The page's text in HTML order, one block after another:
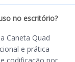
no escritório?
Caneta Quad
e prática